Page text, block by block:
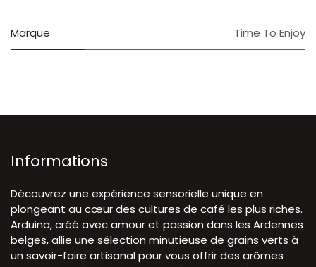
Marque Time To Enjoy
Informations
Découvrez une expérience sensorielle unique en
plongeant au cœur des cultures de café les plus riches.
Arduina, créé avec amour et passion dans les Ardennes
belges, allie une sélection minutieuse de grains verts à
un savoir-faire artisanal pour vous offrir des arômes